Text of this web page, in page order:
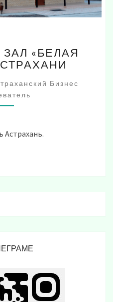
ЗАЛ
«БЕЛАЯ
В
АСТРАХАНИ
«БЕЛАЯ
Бизнес
Астрахань.